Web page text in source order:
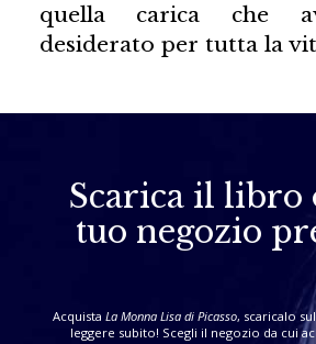
quella carica che
desiderato per tutta la
Scarica il libro
tuo negozio
Acquista La Monna Lisa di Picasso, scaricalo
leggere subito! Scegli il negozio da cui